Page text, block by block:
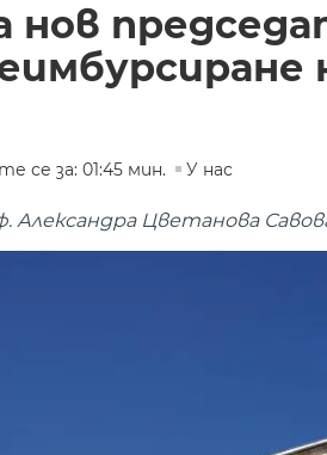
нов
се за: 01:45 мин. У нас
Александра Цветанова